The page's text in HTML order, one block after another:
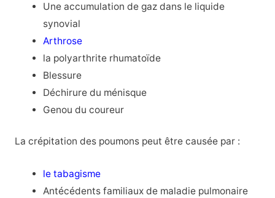
Une accumulation de gaz dans le liquide
synovial
Arthrose
la polyarthrite rhumatoïde
Blessure
Déchirure du ménisque
Genou du coureur
La crépitation des poumons peut être causée par :
le tabagisme
Antécédents familiaux de maladie pulmonaire